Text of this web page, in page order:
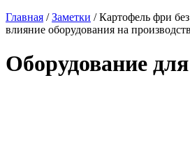
Главная /Заметки /Картофель фри
влияние оборудования на
Оборудование